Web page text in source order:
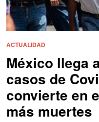
ACTUALIDAD
México llega
casos de
convierte en
más muertes